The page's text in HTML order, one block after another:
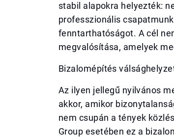
stabil alapokra helyezték:
professzionális
fenntarthatóságot. A cél
megvalósítása, amelyek
Bizalomépítés
Az ilyen jellegű nyilvános
akkor, amikor
nem csupán a tények
Group esetében ez a